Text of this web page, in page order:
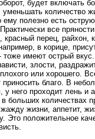
будет включать
количество
ему полезно есть
все пряности
перец, райхон,
в корице,
тоже имеют острый
злости,
или хорошего.
благо. В
него проходит лень и
количествах
жизни, аппетит,
Это положительное